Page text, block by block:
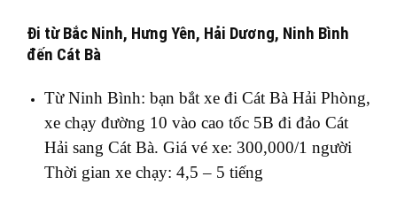
Đi từ Bắc Ninh, Hưng Yên, Hải Dương, Ninh Bình
đến Cát Bà
Từ Ninh Bình: bạn bắt xe đi Cát Bà Hải Phòng,
xe chạy đường 10 vào cao tốc 5B đi đảo Cát
Hải sang Cát Bà. Giá vé xe: 300,000/1 người
Thời gian xe chạy: 4,5 – 5 tiếng